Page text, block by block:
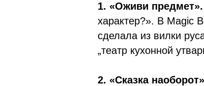
1. «Оживи предмет».
характер?». В Magic
сделала из вилки
„театр кухонной
2. «Сказка